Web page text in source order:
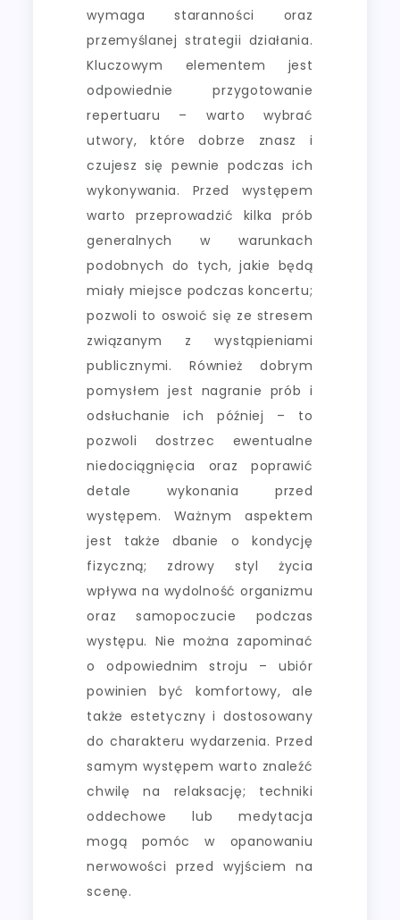
wymaga staranności oraz
przemyślanej strategii działania.
Kluczowym elementem jest
odpowiednie przygotowanie
repertuaru – warto wybrać
utwory, które dobrze znasz i
czujesz się pewnie podczas ich
wykonywania. Przed występem
warto przeprowadzić kilka prób
generalnych w warunkach
podobnych do tych, jakie będą
miały miejsce podczas koncertu;
pozwoli to oswoić się ze stresem
związanym z wystąpieniami
publicznymi. Również dobrym
pomysłem jest nagranie prób i
odsłuchanie ich później – to
pozwoli dostrzec ewentualne
niedociągnięcia oraz poprawić
detale wykonania przed
występem. Ważnym aspektem
jest także dbanie o kondycję
fizyczną; zdrowy styl życia
wpływa na wydolność organizmu
oraz samopoczucie podczas
występu. Nie można zapominać
o odpowiednim stroju – ubiór
powinien być komfortowy, ale
także estetyczny i dostosowany
do charakteru wydarzenia. Przed
samym występem warto znaleźć
chwilę na relaksację; techniki
oddechowe lub medytacja
mogą pomóc w opanowaniu
nerwowości przed wyjściem na
scenę.